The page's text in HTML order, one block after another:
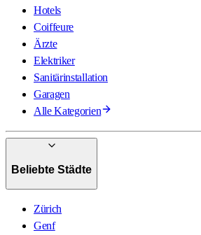
Hotels
Coiffeure
Ärzte
Elektriker
Sanitärinstallation
Garagen
Alle Kategorien
Beliebte Städte
Zürich
Genf